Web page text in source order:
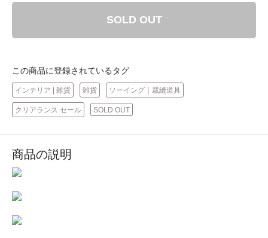
SOLD OUT
この商品に登録されているタグ
インテリア | 雑貨 雑貨 ソーイング｜裁縫道具
クリアランス セール SOLD OUT
商品の説明